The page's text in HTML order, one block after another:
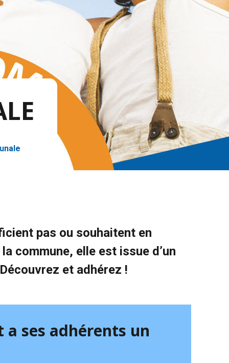
pas ou souhaitent en
commune, elle est issue d’un
et adhérez !
ses adhérents un